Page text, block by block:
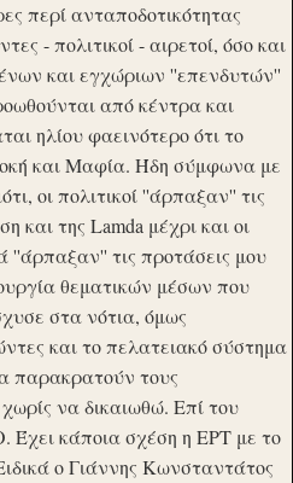
περί ανταποδοτικότητας
- πολιτικοί - αιρετοί, όσο και
και εγχώριων ''επενδυτών''
από κέντρα και
ηλίου φαεινότερο ότι το
και Μαφία. Ήδη σύμφωνα με
οι πολιτικοί ''άρπαξαν'' τις
της Lamda μέχρι και οι
''άρπαξαν'' τις προτάσεις μου
θεματικών μέσων που
στα νότια, όμως
και το πελατειακό σύστημα
παρακρατούν τους
να δικαιωθώ. Επί του
κάποια σχέση η ΕΡΤ με το
ο Γιάννης Κωνσταντάτος